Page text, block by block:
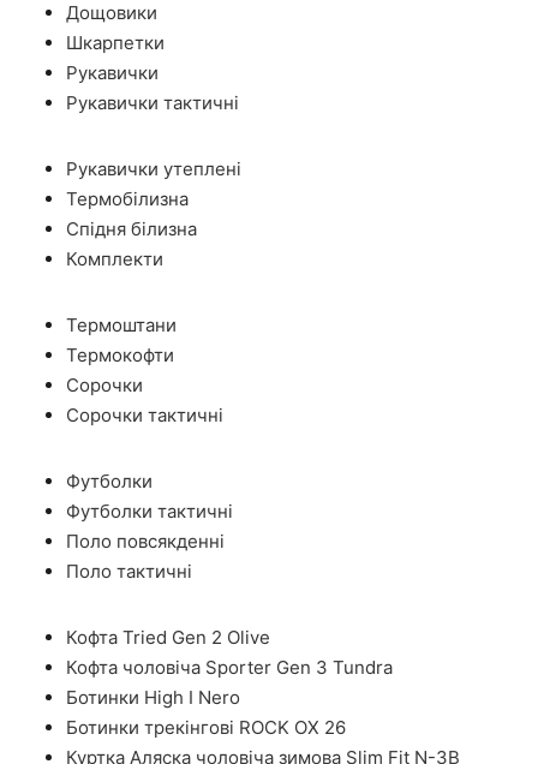
Дощовики
Шкарпетки
Рукавички
Рукавички тактичні
Рукавички утеплені
Термобілизна
Спідня білизна
Комплекти
Термоштани
Термокофти
Сорочки
Сорочки тактичні
Футболки
Футболки тактичні
Поло повсякденні
Поло тактичні
Кофта Tried Gen 2 Olive
Кофта чоловіча Sporter Gen 3 Tundra
Ботинки High I Nero
Ботинки трекінгові ROCK OX 26
Куртка Аляска чоловіча зимова Slim Fit N-3B